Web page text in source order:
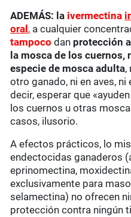
ADEMÁS: la ivermectina
oral , a cualquier
tampocodan protección
la mosca de los
especie de mosca adulta,
otro ganado, ni en aves, ni
decir, esperar que
los cuernos u otras
casos, ilusorio.
A efectos prácticos, lo
endectocidas ganaderos
eprinomectina,
exclusivamente para
selamectina) no ofrecen
protección contra ningún